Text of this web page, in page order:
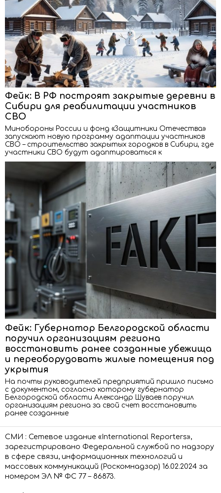
Фейк: В РФ построят закрытые деревни в
Сибири для реабилитации участников
СВО
Минобороны России и фонд «Защитники Отечества»
запускают новую программу адаптации участников
СВО – строительство закрытых городков в Сибири, где
участники СВО будут адаптироваться к
Фейк: Губернатор Белгородской области
поручил организациям региона
восстановить ранее созданные убежища
и переоборудовать жилые помещения под
укрытия
На почты руководителей предприятий пришло письмо
с документом, согласно которому губернатор
Белгородской области Александр Шуваев поручил
организациям региона за свой счет восстановить
ранее созданные
СМИ : Сетевое издание «International Reporters»,
зарегистрировано Федеральной службой по надзору
в сфере связи, информационных технологий и
массовых коммуникаций (Роскомнадзор) 16.02.2024 за
номером ЭЛ № ФС 77 – 86873.